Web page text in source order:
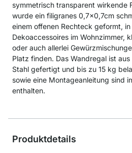
symmetrisch transparent wirkende
wurde ein filigranes 0,7x0,7cm
einem offenen Rechteck geformt,
Dekoaccessoires im Wohnzimmer,
oder auch allerlei
Platz finden. Das Wandregal ist
Stahl gefertigt und bis zu 15 kg
sowie eine Montageanleitung sind
enthalten.
Produktdetails